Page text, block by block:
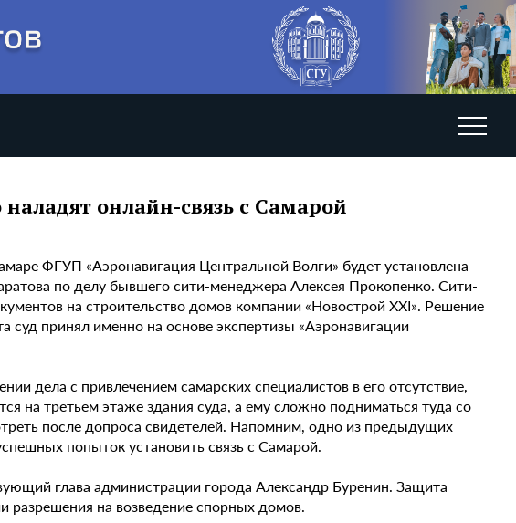
онлайн-связь с Самарой
ФГУП «Аэронавигация Центральной Волги» будет установлена
по делу бывшего сити-менеджера Алексея Прокопенко. Сити-
на строительство домов компании «Новострой XXI». Решение
принял именно на основе экспертизы «Аэронавигации
дела с привлечением самарских специалистов в его отсутствие,
на третьем этаже здания суда, а ему сложно подниматься туда со
после допроса свидетелей. Напомним, одно из предыдущих
попыток установить связь с Самарой.
глава администрации города Александр Буренин. Защита
разрешения на возведение спорных домов.